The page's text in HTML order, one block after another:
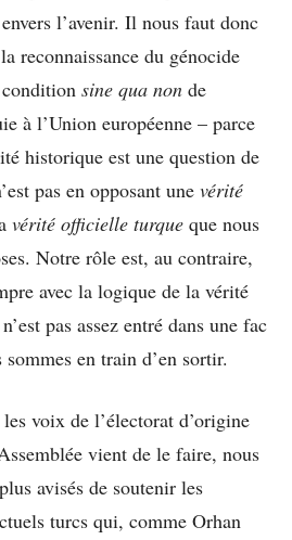
l’avenir. Il nous faut donc
reconnaissance du génocide
sine qua non de
à l’Union européenne – parce
historique est une question de
pas en opposant une vérité
vérité officielle turque que nous
Notre rôle est, au contraire,
avec la logique de la vérité
pas assez entré dans une fac
en train d’en sortir.
voix de l’électorat d’origine
vient de le faire, nous
avisés de soutenir les
turcs qui, comme Orhan